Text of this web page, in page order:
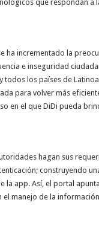
que respondan a
ha incrementado la
e inseguridad
todos los países de
para volver más
en el que DiDi pueda
hagan sus
construyendo
la app. Así, el portal
el manejo de la